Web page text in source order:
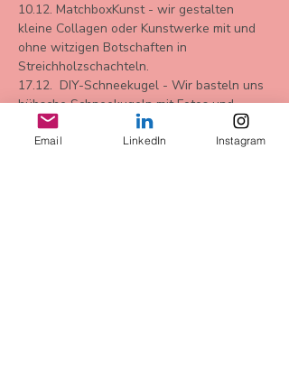
10.12. MatchboxKunst - wir gestalten
kleine Collagen oder Kunstwerke mit und
ohne witzigen Botschaften in
Streichholzschachteln.
17.12.  DIY-Schneekugel - Wir basteln uns
hübsche Schneekugeln mit Fotos und
selbsterstellten Motiven
Email LinkedIn Instagram